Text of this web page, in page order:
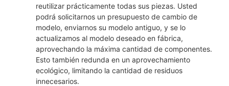
reutilizar prácticamente todas sus piezas. Usted
podrá solicitarnos un presupuesto de cambio de
modelo, enviarnos su modelo antiguo, y se lo
actualizamos al modelo deseado en fábrica,
aprovechando la máxima cantidad de componentes.
Esto también redunda en un aprovechamiento
ecológico, limitando la cantidad de residuos
innecesarios.